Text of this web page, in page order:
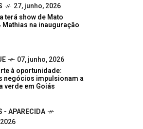
27, junho, 2026
terá show de Mato
Mathias na inauguração
07, junho, 2026
à oportunidade:
negócios impulsionam a
verde em Goiás
- APARECIDA